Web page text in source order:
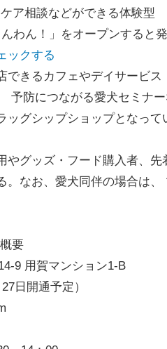
ア相談などができる体験型
わん！」をオープンすると発
ックする
きるカフェやデイサービ
予防につながる愛犬セミナ
グシップショップとなって
グッズ・フード購入者、先
。なお、愛犬同伴の場合は
要
9 用賀マンション1-B
日開通予定）